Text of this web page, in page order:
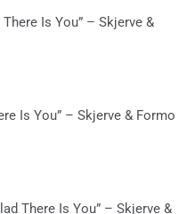
Is You” – Skjerve &
Is You” – Skjerve & Formo
There Is You” – Skjerve &